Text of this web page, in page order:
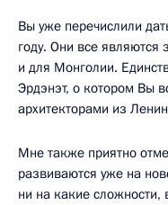
Вы уже перечислили
году. Они все
и для Монголии.
Эрдэнэт, о котором Вы
архитекторами из
Мне также приятно
развиваются уже на
ни на какие сложности,